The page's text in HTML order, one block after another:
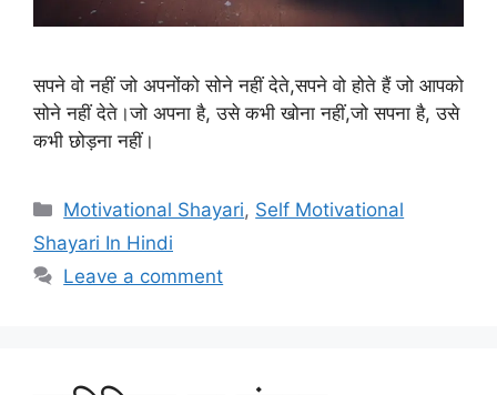
सपने वो नहीं जो अपनोंको सोने नहीं देते,सपने वो होते हैं जो आपको
सोने नहीं देते।जो अपना है, उसे कभी खोना नहीं,जो सपना है, उसे
कभी छोड़ना नहीं।
Categories
Motivational Shayari, Self Motivational
Shayari In Hindi
Leave a comment